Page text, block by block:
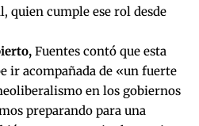
quien cumple ese rol desde
Fuentes contó que esta
ir acompañada de «un fuerte
en los gobiernos
preparando para una